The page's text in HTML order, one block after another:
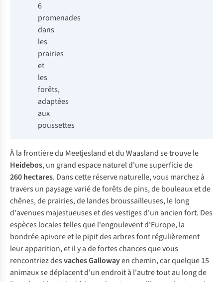
6
promenades
dans
les
prairies
et
les
forêts,
adaptées
aux
poussettes
À la frontière du Meetjesland et du Waasland se trouve le
Heidebos, un grand espace naturel d'une superficie de
260 hectares. Dans cette réserve naturelle, vous marchez à
travers un paysage varié de forêts de pins, de bouleaux et de
chênes, de prairies, de landes broussailleuses, le long
d'avenues majestueuses et des vestiges d'un ancien fort. Des
espèces locales telles que l'engoulevent d'Europe, la
bondrée apivore et le pipit des arbres font régulièrement
leur apparition, et il y a de fortes chances que vous
rencontriez desvaches Gallowayen chemin, car quelque 15
animaux se déplacent d'un endroit à l'autre tout au long de